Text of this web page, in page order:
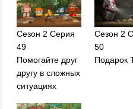
Сезон 2 Серия
49
Помогайте друг
другу в сложных
ситуациях
Сезон 2
50
Подарок